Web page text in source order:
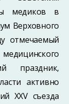
медиков в
Верховного
отмечаемый
праздник,
активно
XXV съезда